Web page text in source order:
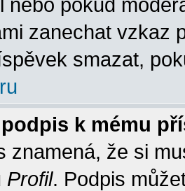
nebo pokud
zanechat vzkaz
smazat,
k mému
znamená, že si
Profil. Podpis